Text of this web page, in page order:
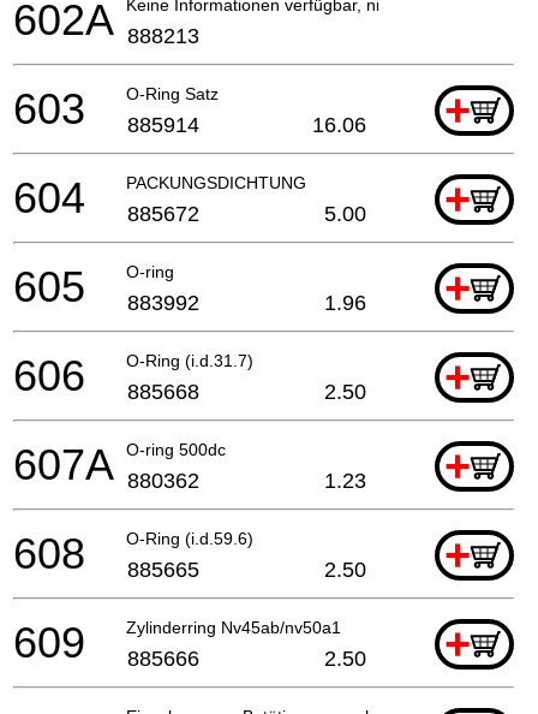
Keine Informationen verfügbar, nicht bestellbar
602A 888213
O-Ring Satz +
603 885914 16.06
PACKUNGSDICHTUNG +
604 885672 5.00
O-ring +
605 883992 1.96
O-Ring (i.d.31.7) +
606 885668 2.50
O-ring 500dc +
607A 880362 1.23
O-Ring (i.d.59.6) +
608 885665 2.50
Zylinderring Nv45ab/nv50a1 +
609 885666 2.50